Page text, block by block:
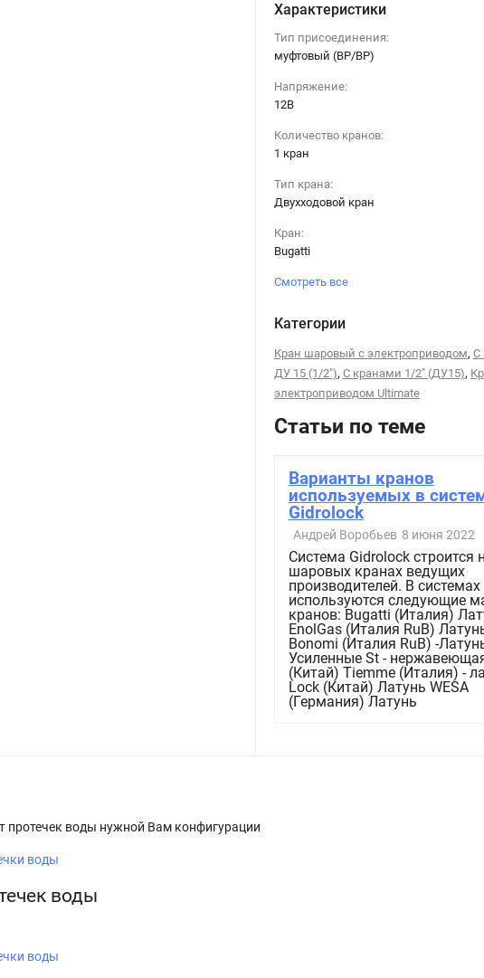
Характеристики
Тип присоединения:
муфтовый (ВР/ВР)
Напряжение:
12В
Количество кранов:
1 кран
Тип крана:
Двухходовой кран
Кран:
Bugatti
Смотреть все
Категории
Кран шаровый с электроприводом, С
ДУ 15 (1/2"), С кранами 1/2" (ДУ15),
электроприводом Ultimate
Статьи по теме
Варианты кранов
используемых в
Gidrolock
Андрей Воробьев 8 июня 2022
Система Gidrolock строится
шаровых кранах ведущих
производителей. В системах
используются следующие
кранов: Bugatti (Италия)
EnolGas (Италия RuB)
Bonomi (Италия RuB) -
Усиленные St -
(Китай) Tiemme (Италия) -
Lock (Китай) Латунь WESA
(Германия) Латунь
протечек воды нужной Вам конфигурации
воды
воды
воды